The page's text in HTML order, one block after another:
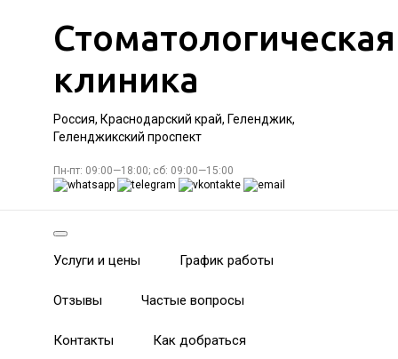
Стоматологическая
клиника
Россия, Краснодарский край, Геленджик,
Геленджикский проспект
Пн-пт: 09:00—18:00; сб: 09:00—15:00
Услуги и цены График работы
Отзывы Частые вопросы
Контакты Как добраться